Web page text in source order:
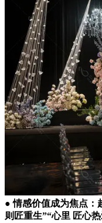
● 情感价值成为焦点：
则匠重生”“心里 匠心